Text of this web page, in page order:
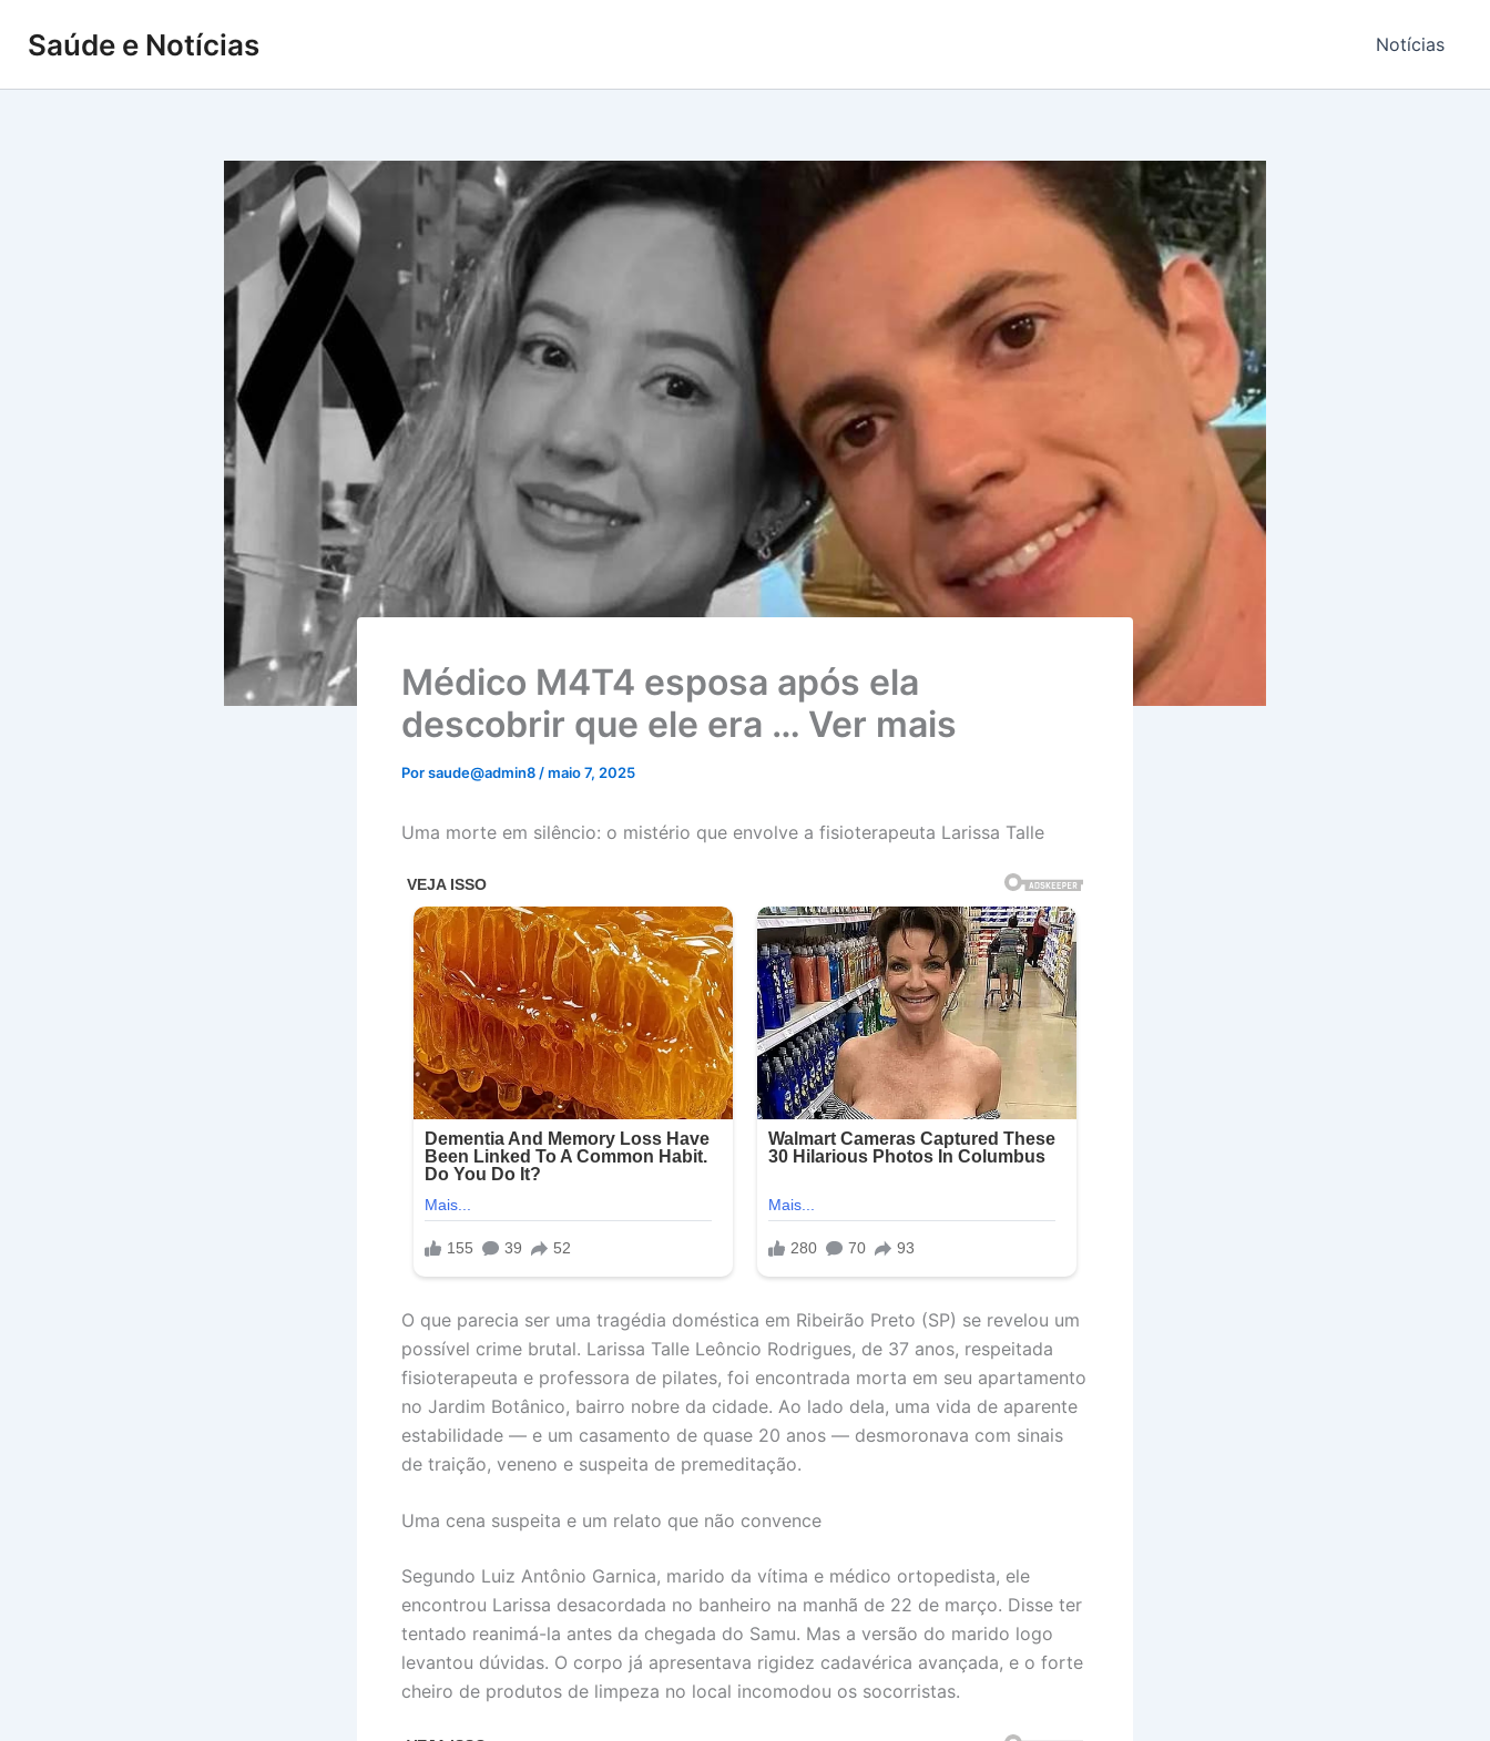
paraSaúde e Notícias Notícias
Médico M4T4 esposa após ela
descobrir que ele era … Ver mais
Porsaude@admin8 /maio 7, 2025
Uma morte em silêncio: o mistério que envolve a fisioterapeuta Larissa Talle
O que parecia ser uma tragédia doméstica em Ribeirão Preto (SP) se revelou um
possível crime brutal. Larissa Talle Leôncio Rodrigues, de 37 anos, respeitada
fisioterapeuta e professora de pilates, foi encontrada morta em seu apartamento
no Jardim Botânico, bairro nobre da cidade. Ao lado dela, uma vida de aparente
estabilidade — e um casamento de quase 20 anos — desmoronava com sinais
de traição, veneno e suspeita de premeditação.
Uma cena suspeita e um relato que não convence
Segundo Luiz Antônio Garnica, marido da vítima e médico ortopedista, ele
encontrou Larissa desacordada no banheiro na manhã de 22 de março. Disse ter
tentado reanimá-la antes da chegada do Samu. Mas a versão do marido logo
levantou dúvidas. O corpo já apresentava rigidez cadavérica avançada, e o forte
cheiro de produtos de limpeza no local incomodou os socorristas.